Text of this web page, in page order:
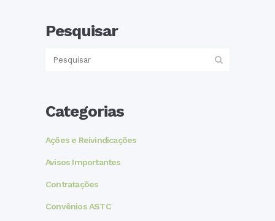
Pesquisar
Categorias
Ações e Reivindicações
Avisos Importantes
Contratações
Convênios ASTC